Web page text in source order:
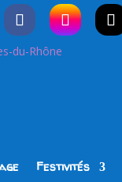
Festivités